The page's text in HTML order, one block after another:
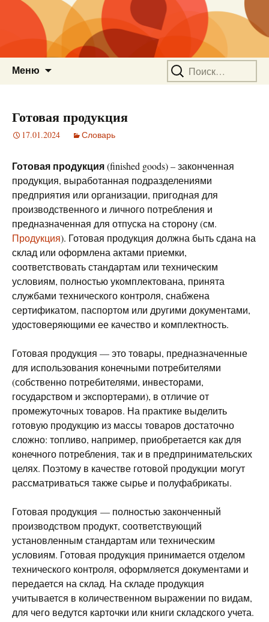
Меню Найти:
Готовая продукция
17.01.2024 Словарь
Готовая продукция(finished goods) – законченная
продукция, выработанная подразделениями
предприятия или организации, пригодная для
производственного и личного потребления и
предназначенная для отпуска на сторону (см.
Продукция). Готовая продукция должна быть сдана на
склад или оформлена актами приемки,
соответствовать стандартам или техническим
условиям, полностью укомплектована, принята
службами технического контроля, снабжена
сертификатом, паспортом или другими документами,
удостоверяющими ее качество и комплектность.
Готовая продукция — это товары, предназначенные
для использования конечными потребителями
(собственно потребителями, инвесторами,
государством и экспортерами), в отличие от
промежуточных товаров. На практике выделить
готовую продукцию из массы товаров достаточно
сложно: топливо, например, приобретается как для
конечного потребления, так и в предпринимательских
целях. Поэтому в качестве готовой продукции могут
рассматриваться также сырье и полуфабрикаты.
Готовая продукция — полностью законченный
производством продукт, соответствующий
установленным стандартам или техническим
условиям. Готовая продукция принимается отделом
технического контроля, оформляется документами и
передается на склад. На складе продукция
учитывается в количественном выражении по видам,
для чего ведутся карточки или книги складского учета.